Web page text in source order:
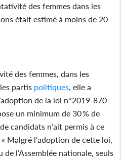
des femmes dans les
était estimé à moins de 20
des femmes, dans les
partis politiques , elle a
de la loi n°2019-870
un minimum de 30 % de
candidats n’ait permis à ce
Malgré l’adoption de cette loi,
l’Assemblée nationale, seuls